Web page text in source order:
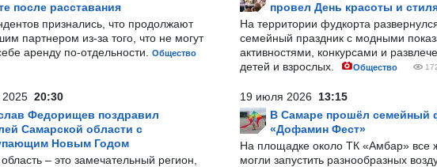
после расставания
признались, что продолжают
партнером из-за того, что не могут
аренду по-отдельности.
Общество
2025 20:30
Федорищев поздравил
Самарской области с
Новым Годом
– это замечательный регион,
провел День красоты и
На территории фудкорта
семейный праздник с модными
активностями, конкурсами и
детей и взрослых.
Общество
19 июля 2026 13:15
В Самаре прошёл семейный
«Дофамин Фест»
На площадке около ТК «Амбар»
могли запустить разнообразных